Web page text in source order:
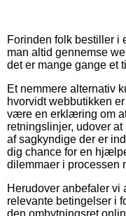
Forinden folk bestiller i
man altid gennemse
det er mange gange et
Et nemmere alternativ
hvorvidt webbutikken
være en erklæring om
retningslinjer, udover
af sagkyndige der er
dig chance for en
dilemmaer i processen
Herudover anbefaler vi
relevante betingelser i
den ombytningsret